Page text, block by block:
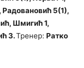
5(1),
Шмигић 1,
3.Тренер: Ратко